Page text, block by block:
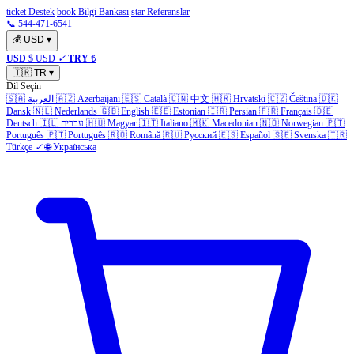
ticket Destek book Bilgi Bankası star Referanslar
📞 544-471-6541
💰 USD ▾
USD $ USD ✓ TRY ₺
🇹🇷 TR ▾
Dil Seçin
🇸🇦 العربية 🇦🇿 Azerbaijani 🇪🇸 Català 🇨🇳 中文 🇭🇷 Hrvatski 🇨🇿 Čeština 🇩🇰
Dansk 🇳🇱 Nederlands 🇬🇧 English 🇪🇪 Estonian 🇮🇷 Persian 🇫🇷 Français 🇩🇪
Deutsch 🇮🇱 עברית 🇭🇺 Magyar 🇮🇹 Italiano 🇲🇰 Macedonian 🇳🇴 Norwegian 🇵🇹
Português 🇵🇹 Português 🇷🇴 Română 🇷🇺 Русский 🇪🇸 Español 🇸🇪 Svenska 🇹🇷
Türkçe ✓ 🌐 Українська